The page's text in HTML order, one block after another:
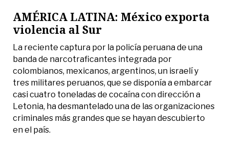
AMÉRICA LATINA: México exporta
violencia al Sur
La reciente captura por la policía peruana de una
banda de narcotraficantes integrada por
colombianos, mexicanos, argentinos, un israelí y
tres militares peruanos, que se disponía a embarcar
casi cuatro toneladas de cocaína con dirección a
Letonia, ha desmantelado una de las organizaciones
criminales más grandes que se hayan descubierto
en el país.